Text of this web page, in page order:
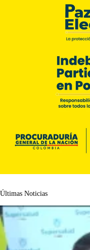
Últimas Noticias